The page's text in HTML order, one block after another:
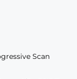
Scan